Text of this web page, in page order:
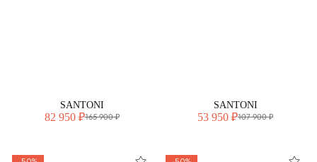
SANTONI
82 950 ₽165 900 ₽
SANTONI
53 950 ₽107 900 ₽